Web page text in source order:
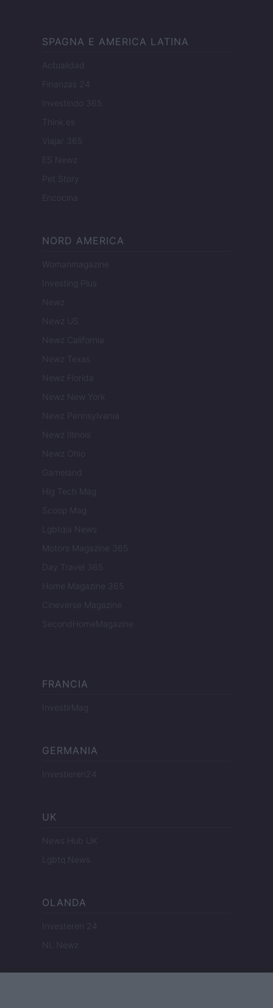
SPAGNA E AMERICA LATINA
Actualidad
Finanzas 24
Investindo 365
Think.es
Viajar 365
ES Newz
Pet Story
Encocina
NORD AMERICA
Womanmagazine
Investing Plus
Newz
Newz US
Newz California
Newz Texas
Newz Florida
Newz New York
Newz Pennsylvania
Newz Illinois
Newz Ohio
Gameland
Hig Tech Mag
Scoop Mag
Lgbtqia News
Motors Magazine 365
Day Travel 365
Home Magazine 365
Cineverse Magazine
SecondHomeMagazine
FRANCIA
InvestirMag
GERMANIA
Investieren24
UK
News Hub UK
Lgbtq News
OLANDA
Investeren 24
NL Newz